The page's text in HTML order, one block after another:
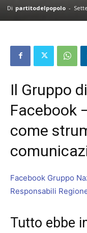
Di partitodelpopolo -
Il Gruppo
Facebook
come
Facebook Gruppo
Responsabili
Tutto ebbe